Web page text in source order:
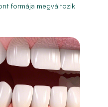
formája megváltozik